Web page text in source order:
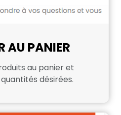
AU PANIER
au panier et
désirées.